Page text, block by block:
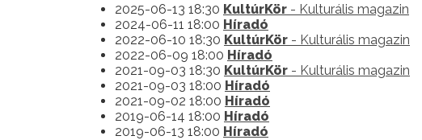
2025-06-13 18:30 KultúrKör - Kulturális magazin
2024-06-11 18:00 Híradó
2022-06-10 18:30 KultúrKör - Kulturális magazin
2022-06-09 18:00 Híradó
2021-09-03 18:30 KultúrKör - Kulturális magazin
2021-09-03 18:00 Híradó
2021-09-02 18:00 Híradó
2019-06-14 18:00 Híradó
2019-06-13 18:00 Híradó